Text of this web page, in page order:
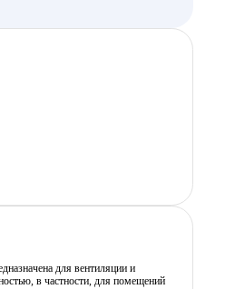
для вентиляции и
в частности, для помещений